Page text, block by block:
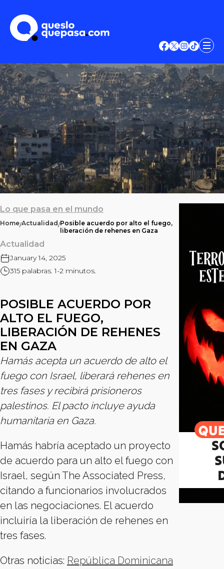
Lo que pasa en el mundo
Home/Actualidad/Posible acuerdo por alto el fuego,
liberación de rehenes en Gaza
Actualidad
January 14, 2025
315 palabras. 1-2 minutos.
POSIBLE ACUERDO POR
ALTO EL FUEGO,
LIBERACIÓN DE REHENES
EN GAZA
Hamás acepta un acuerdo de alto el
fuego con Israel, liberará rehenes en
tres fases y recibirá prisioneros
palestinos. El pacto incluye ayuda
humanitaria en Gaza.
Hamás habría aceptado un proyecto
de acuerdo para un alto el fuego con
Israel, según The Associated Press,
citando a funcionarios involucrados
en las negociaciones. El acuerdo
incluiría la liberación de rehenes en
tres fases.
Otras noticias: República Dominicana